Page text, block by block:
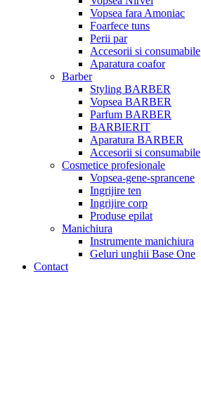
Vopsea fara Amoniac
Foarfece tuns
Perii par
Accesorii si consumabile
Aparatura coafor
Barber
Styling BARBER
Vopsea BARBER
Parfum BARBER
BARBIERIT
Aparatura BARBER
Accesorii si consumabile
Cosmetice profesionale
Vopsea-gene-sprancene
Ingrijire ten
Ingrijire corp
Produse epilat
Manichiura
Instrumente manichiura
Geluri unghii Base One
Contact